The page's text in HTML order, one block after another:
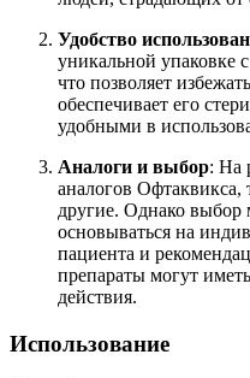
Удобство
уникальной упаковке
что позволяет
обеспечивает его
удобными в
Аналоги и выбор: На
аналогов
другие. Однако
основываться на
пациента и
препараты могут
действия.
Использование